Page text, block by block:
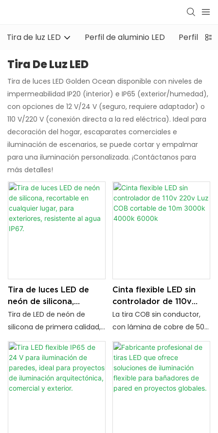
Tira de luz LED Perfil de aluminio LED Perfil de
Tira De Luz LED
Tira de luces LED Golden Ocean disponible con niveles de
impermeabilidad IP20 (interior) e IP65 (exterior/humedad),
con opciones de 12 V/24 V (seguro, requiere adaptador) o
110 V/220 V (conexión directa a la red eléctrica). Ideal para
decoración del hogar, escaparates comerciales e
iluminación de escenarios, se puede cortar y empalmar
para una iluminación personalizada. ¡Contáctanos para
más detalles!
Tira de luces LED de
neón de silicona,
recortable en cualquier
lugar, para exteriores,
Tira de LED de neón de
silicona de primera calidad,
recortable para una
instalación precisa.
Resistente a la humedad,
anticorrosión y de gran
durabilidad, es una solución
Cinta flexible LED sin
controlador de 110v
220v Luz COB cortable
de 10m 3000k 4000k
La tira COB sin conductor,
con lámina de cobre de 50
μm y chips San'an de gran
tamaño, ofrece mayor brillo,
mejor disipación del calor,
ahorro de energía y un
rendimiento duradero 24/7.